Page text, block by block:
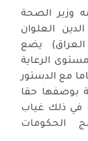
وزير الصحة
العلوان
يضع
الرعاية
مع الدستور
بوصفها حقا
في ذلك غياب
الحكومات